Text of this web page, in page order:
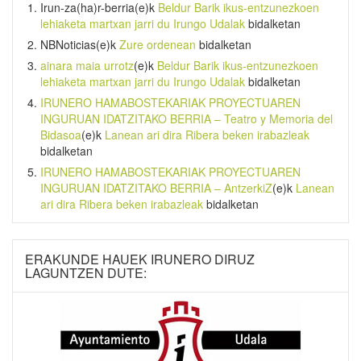
Irun-za(ha)r-berria(e)k Beldur Barik ikus-entzunezkoen
lehiaketa martxan jarri du Irungo Udalak bidalketan
NBNoticias(e)k Zure ordenean bidalketan
ainara maia urrotz(e)k Beldur Barik ikus-entzunezkoen
lehiaketa martxan jarri du Irungo Udalak bidalketan
IRUNERO HAMABOSTEKARIAK PROYECTUAREN
INGURUAN IDATZITAKO BERRIA – Teatro y Memoria del
Bidasoa(e)k Lanean ari dira Ribera beken irabazleak
bidalketan
IRUNERO HAMABOSTEKARIAK PROYECTUAREN
INGURUAN IDATZITAKO BERRIA – AntzerkiZ(e)k Lanean
ari dira Ribera beken irabazleak bidalketan
ERAKUNDE HAUEK IRUNERO DIRUZ
LAGUNTZEN DUTE: